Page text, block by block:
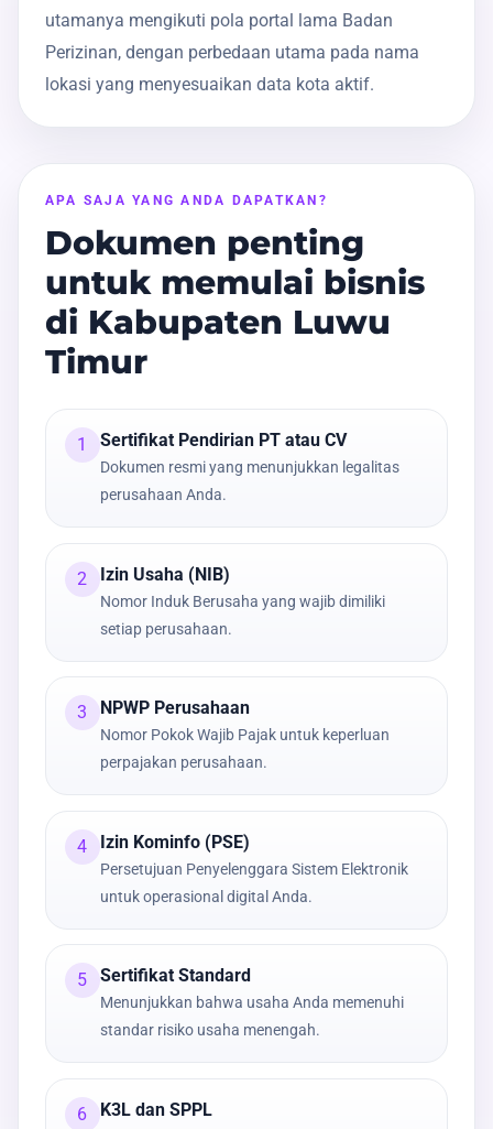
utamanya mengikuti pola portal lama Badan
Perizinan, dengan perbedaan utama pada nama
lokasi yang menyesuaikan data kota aktif.
APA SAJA YANG ANDA DAPATKAN?
Dokumen penting
untuk memulai bisnis
di Kabupaten Luwu
Timur
1 Sertifikat Pendirian PT atau CV
Dokumen resmi yang menunjukkan legalitas
perusahaan Anda.
2 Izin Usaha (NIB)
Nomor Induk Berusaha yang wajib dimiliki
setiap perusahaan.
3 NPWP Perusahaan
Nomor Pokok Wajib Pajak untuk keperluan
perpajakan perusahaan.
4 Izin Kominfo (PSE)
Persetujuan Penyelenggara Sistem Elektronik
untuk operasional digital Anda.
5 Sertifikat Standard
Menunjukkan bahwa usaha Anda memenuhi
standar risiko usaha menengah.
6 K3L dan SPPL